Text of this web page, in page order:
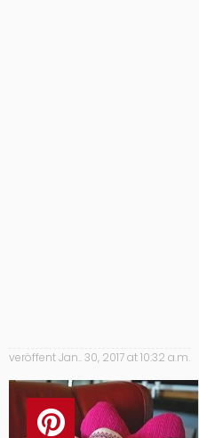
veröffentJan.. 30, 2017 at 10:32 a.m.